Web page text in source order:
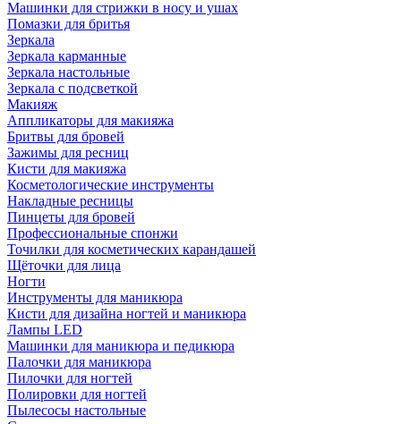
Машинки для стрижки в носу и ушах
Помазки для бритья
Зеркала
Зеркала карманные
Зеркала настольные
Зеркала с подсветкой
Макияж
Аппликаторы для макияжа
Бритвы для бровей
Зажимы для ресниц
Кисти для макияжа
Косметологические инструменты
Накладные ресницы
Пинцеты для бровей
Профессиональные спонжи
Точилки для косметических карандашей
Щёточки для лица
Ногти
Инструменты для маникюра
Кисти для дизайна ногтей и маникюра
Лампы LED
Машинки для маникюра и педикюра
Палочки для маникюра
Пилочки для ногтей
Полировки для ногтей
Пылесосы настольные